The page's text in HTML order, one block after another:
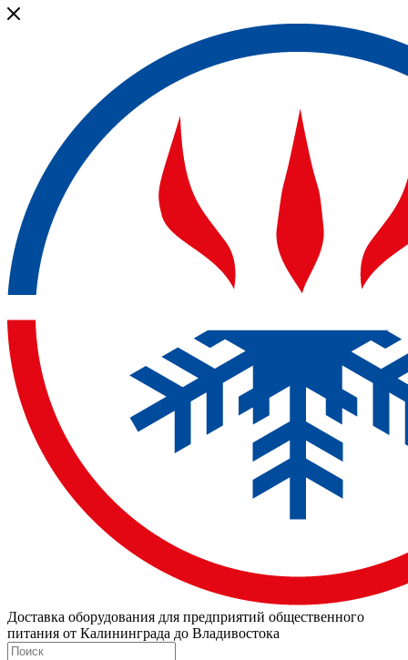
Доставка оборудования для предприятий общественного
питания от Калининграда до Владивостока